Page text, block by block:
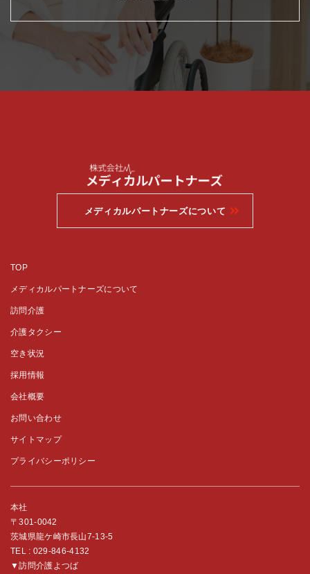
メディカルパートナーズについて
TOP
メディカルパートナーズについて
訪問介護
介護タクシー
空き状況
採用情報
会社概要
お問い合わせ
サイトマップ
プライバシーポリシー
本社
〒301-0042
茨城県龍ケ崎市長山7-13-5
TEL : 029-846-4132
▼訪問介護よつば